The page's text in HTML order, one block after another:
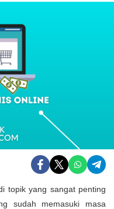
topik yang sangat penting
sudah memasuki masa